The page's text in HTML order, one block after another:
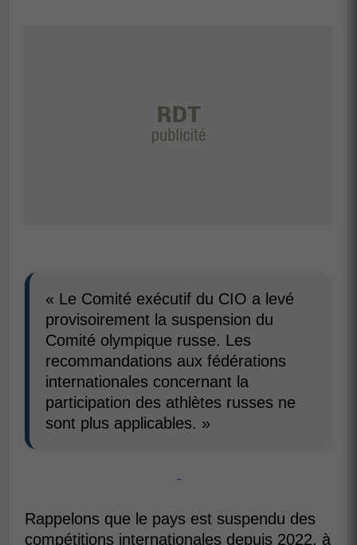
« Le Comité exécutif du CIO a levé
provisoirement la suspension du
Comité olympique russe. Les
recommandations aux fédérations
internationales concernant la
participation des athlètes russes ne
sont plus applicables. »
-
Rappelons que le pays est suspendu des
compétitions internationales depuis 2022, à